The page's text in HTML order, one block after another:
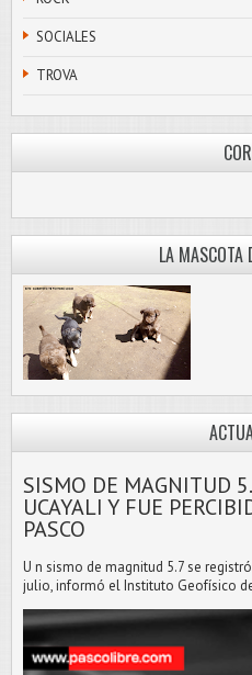
SOCIALES
TROVA
LA MASCOTA
SISMO DE MAGNITUD
UCAYALI Y FUE
PASCO
U n sismo de magnitud 5.7 se
julio, informó el Instituto Geofísico